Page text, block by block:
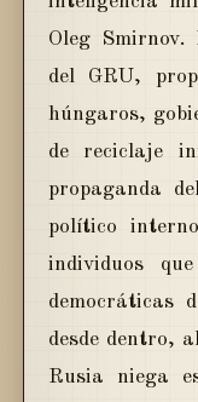
Oleg
del GRU,
húngaros,
de reciclaje
propaganda
político
individuos
democráticas
desde dentro,
Rusia niega